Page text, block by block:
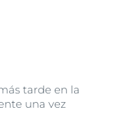
tarde en la
una vez